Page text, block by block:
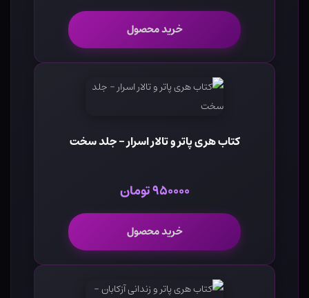
خرید محصول
کتاب هری پاتر و تالار اسرار - جلد سخت
۹۵۰۰۰۰ تومان
خرید محصول